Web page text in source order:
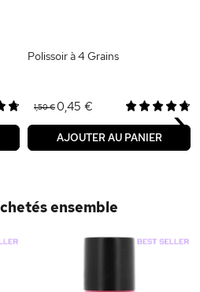
Polissoir à 4 Grains
1,50 €0,45 €
AJOUTER AU PANIER ›
ensemble